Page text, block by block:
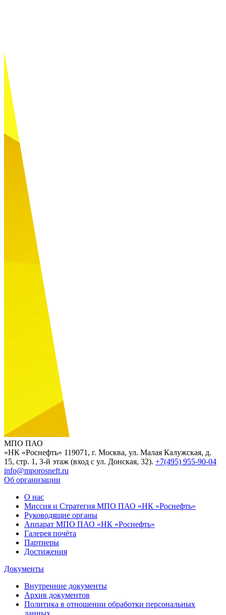
МПО ПАО
«НК «Роснефть» 119071, г. Москва, ул. Малая Калужская, д.
15, стр. 1, 3-й этаж (вход с ул. Донская, 32). +7(495) 955-90-04
info@mporosneft.ru
Об организации
О нас
Миссия и Стратегия МПО ПАО «НК «Роснефть»
Руководящие органы
Аппарат МПО ПАО «НК «Роснефть»
Галерея почёта
Партнеры
Достижения
Документы
Внутренние документы
Архив документов
Политика в отношении обработки персональных
данных